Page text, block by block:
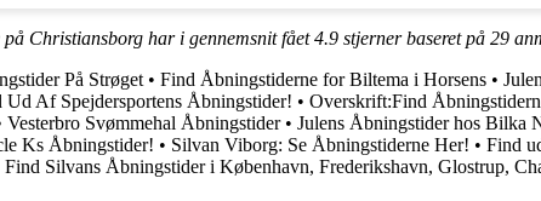
Christiansborg har i gennemsnit fået4.9 stjerner baseret på 29
På Strøget • Find Åbningstiderne for Biltema i Horsens •
Af Spejdersportens Åbningstider! • Overskrift:Find
Vesterbro Svømmehal Åbningstider• Julens Åbningstider hos Bilka
Ks Åbningstider! • Silvan Viborg: Se Åbningstiderne Her! • Find
Find Silvans Åbningstider i København, Frederikshavn, Glostrup,